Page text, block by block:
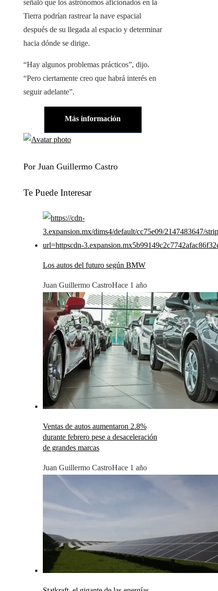
señaló que los astrónomos aficionados en la
Tierra podrían rastrear la nave espacial
después de su llegada al espacio y determinar
hacia dónde se dirige.
“Hay algunos problemas prácticos”, dijo.
“Pero ciertamente creo que habrá interés en
seguir adelante”.
Más información
Por Juan Guillermo Castro
Te Puede Interesar
Los autos del futuro según BMW
Juan Guillermo CastroHace 1 año
Ventas de autos aumentaron 2.8%
durante febrero pese a desaceleración
de grandes marcas
Juan Guillermo CastroHace 1 año